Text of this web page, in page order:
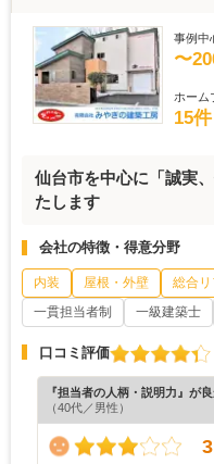
事例中
〜
ホーム
15件
仙台市を中心に「誠実
たします
会社の特徴・得意分野
内装 屋根・外壁 総合
一貫担当者制
一級建築士
口コミ評価
『担当者の人柄・説明力』が
（40代／男性）
3